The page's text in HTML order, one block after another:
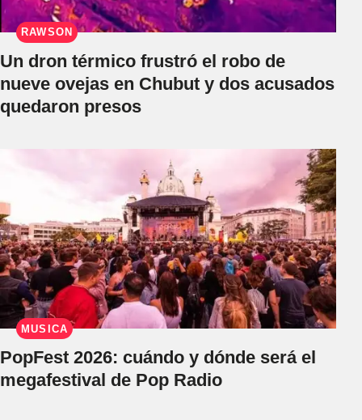
RAWSON
Un dron térmico frustró el robo de
nueve ovejas en Chubut y dos acusados
quedaron presos
MÚSICA
PopFest 2026: cuándo y dónde será el
megafestival de Pop Radio